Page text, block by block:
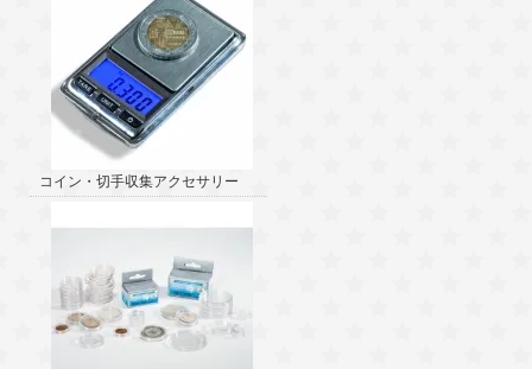
コイン・切手収集アクセサリー